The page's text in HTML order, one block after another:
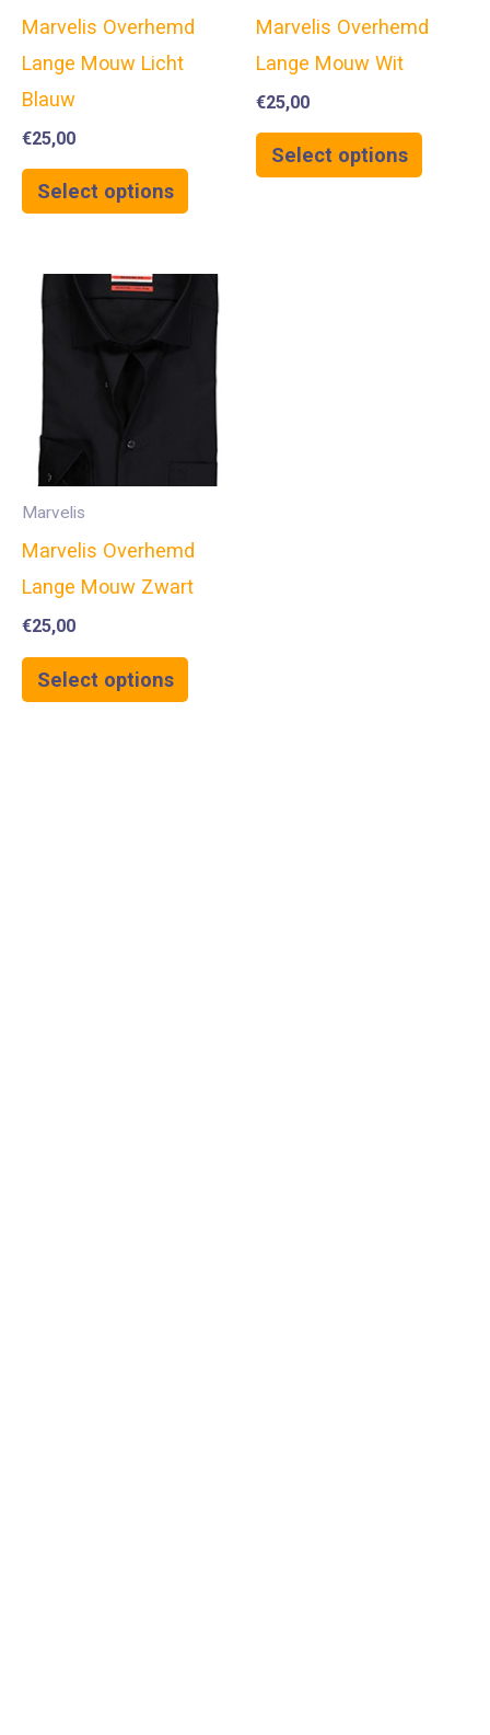
Marvelis Overhemd
Lange Mouw Licht
Blauw
€25,00
Select options
Marvelis Overhemd
Lange Mouw Wit
€25,00
Select options
Marvelis
Marvelis Overhemd
Lange Mouw Zwart
€25,00
Select options